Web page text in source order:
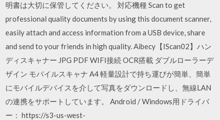
明書は大切に保管してください。 対応機種 Scan to get
professional quality documents by using this document scanner,
easily attach and access information from a USB device, share
and send to your friends in high quality. Aibecy【IScan02】ハン
ディスキャナー JPG PDF WIFI接続 OCR搭載 ダブルローラーデ
ザイン モバイルスキャナ A4 軽量設計で持ち運びが簡単、簡単
にモバイルデバイスを介して写真をダウンロードし、無線LAN
の連携をサポートしています。 Android / Windows用ドライバ
ー： https://s3-us-west-